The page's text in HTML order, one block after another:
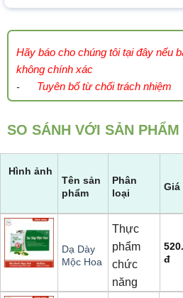
Hãy báo cho chúng tôi tại đây nếu
không chính xác
- Tuyên bố từ chối trách nhiệm
SO SÁNH VỚI SẢN
Hình ảnh
Tên sản
phẩm
Phân
loại
Giá
Dạ Dày
Mộc Hoa
Thực
phẩm
chức
năng
đ